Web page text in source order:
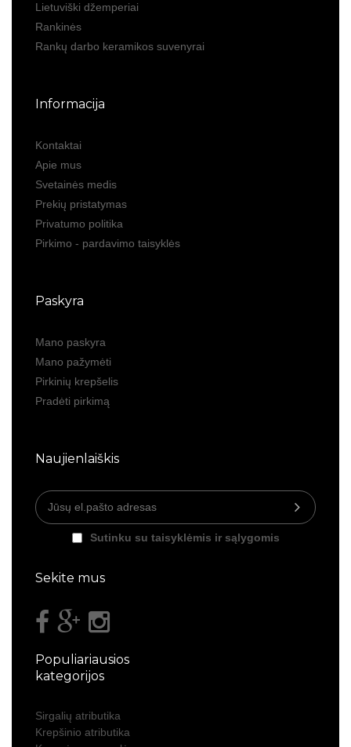
Lietuviški džemperiai
Rankinės
Rankų darbo keramikos suvenyrai
Informacija
Kontaktai
Apie mus
Svetainės medis
Prekių pristatymas
Privatumo politika
Pirkimo - pardavimo taisyklės
Paskyra
Mano paskyra
Mano pažymėti
Pirkinių krepšelis
Pradėti pirkimą
Naujienlaiškis
Sutinku su taisyklėmis ir sąlygomis
Sekite mus
Populiariausios
kategorijos
Sirgalių atributika
Krepšinio atributika